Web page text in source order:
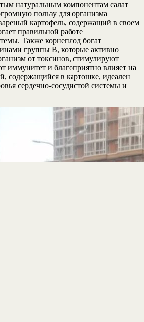
натуральным компонентам салат
пользу для организма
картофель, содержащий в своем
правильной работе
Также корнеплод богат
группы В, которые активно
от токсинов, стимулируют
иммунитет и благоприятно влияет на
содержащийся в картошке, идеален
сердечно-сосудистой системы и